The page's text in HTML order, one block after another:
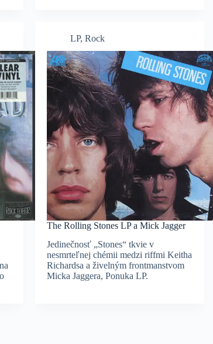
LP,Rock
The Rolling Stones LP a Mick Jagger
Jedinečnosť „Stones“ tkvie v
nesmrteľnej chémii medzi riffmi Keitha
Richardsa a živelným frontmanstvom
Micka Jaggera, Ponuka LP.